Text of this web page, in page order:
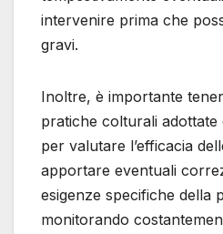
intervenire prima che
gravi.
Inoltre, è importante
pratiche colturali adottate
per valutare l’efficacia
apportare eventuali
esigenze specifiche della
monitorando